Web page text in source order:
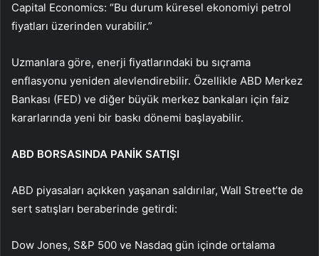
Capital Economics: “Bu durum küresel ekonomiyi petrol
fiyatları üzerinden vurabilir.”
Uzmanlara göre, enerji fiyatlarındaki bu sıçrama
enflasyonu yeniden alevlendirebilir. Özellikle ABD Merkez
Bankası (FED) ve diğer büyük merkez bankaları için faiz
kararlarında yeni bir baskı dönemi başlayabilir.
ABD BORSASINDA PANİK SATIŞI
ABD piyasaları açıkken yaşanan saldırılar, Wall Street’te de
sert satışları beraberinde getirdi:
Dow Jones, S&P 500 ve Nasdaq gün içinde ortalama